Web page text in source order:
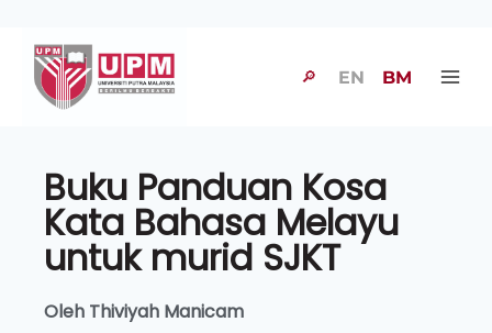
🔎 EN BM
Buku Panduan Kosa
Kata Bahasa Melayu
untuk murid SJKT
Oleh Thiviyah Manicam